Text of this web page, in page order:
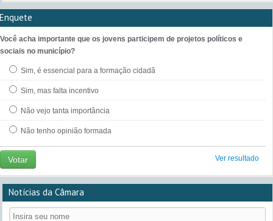
Enquete
Você acha importante que os jovens participem de projetos políticos e
sociais no município?
Sim, é essencial para a formação cidadã
Sim, mas falta incentivo
Não vejo tanta importância
Não tenho opinião formada
Votar Ver resultado
Notícias da Câmara